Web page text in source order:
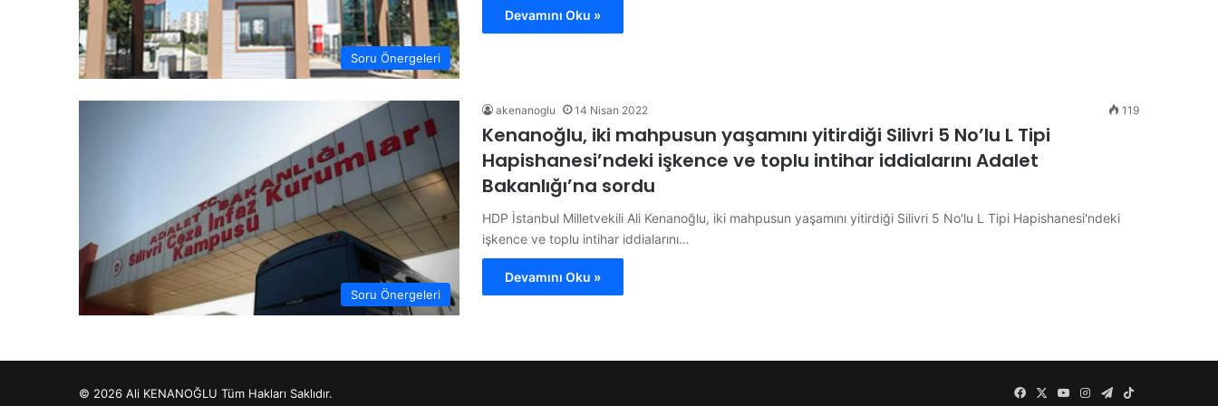
Soru Önergeleri
Devamını Oku »
Soru Önergeleri
akenanoglu 14 Nisan 2022 119
Kenanoğlu, iki mahpusun yaşamını yitirdiği Silivri 5 No’lu L Tipi
Hapishanesi’ndeki işkence ve toplu intihar iddialarını Adalet
Bakanlığı’na sordu
HDP İstanbul Milletvekili Ali Kenanoğlu, iki mahpusun yaşamını yitirdiği Silivri 5 No'lu L Tipi Hapishanesi'ndeki
işkence ve toplu intihar iddialarını…
Devamını Oku »
© 2026 Ali KENANOĞLU Tüm Hakları Saklıdır. Facebook
X YouTubeInstagram
Telegram
TikTok